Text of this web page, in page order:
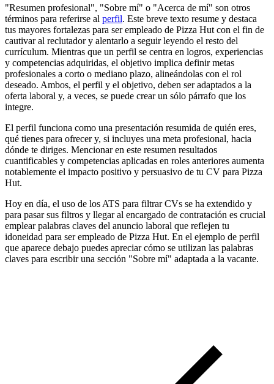
"Resumen profesional", "Sobre mí" o "Acerca de mí" son otros
términos para referirse al perfil. Este breve texto resume y destaca
tus mayores fortalezas para ser empleado de Pizza Hut con el fin de
cautivar al reclutador y alentarlo a seguir leyendo el resto del
currículum. Mientras que un perfil se centra en logros, experiencias
y competencias adquiridas, el objetivo implica definir metas
profesionales a corto o mediano plazo, alineándolas con el rol
deseado. Ambos, el perfil y el objetivo, deben ser adaptados a la
oferta laboral y, a veces, se puede crear un sólo párrafo que los
integre.
El perfil funciona como una presentación resumida de quién eres,
qué tienes para ofrecer y, si incluyes una meta profesional, hacia
dónde te diriges. Mencionar en este resumen resultados
cuantificables y competencias aplicadas en roles anteriores aumenta
notablemente el impacto positivo y persuasivo de tu CV para Pizza
Hut.
Hoy en día, el uso de los ATS para filtrar CVs se ha extendido y
para pasar sus filtros y llegar al encargado de contratación es crucial
emplear palabras claves del anuncio laboral que reflejen tu
idoneidad para ser empleado de Pizza Hut. En el ejemplo de perfil
que aparece debajo puedes apreciar cómo se utilizan las palabras
claves para escribir una sección "Sobre mí" adaptada a la vacante.